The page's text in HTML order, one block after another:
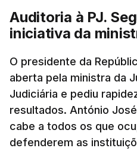
Auditoria à PJ.
iniciativa da
O presidente da
aberta pela ministra da
Judiciária e pediu
resultados. António
cabe a todos os que
defenderem as